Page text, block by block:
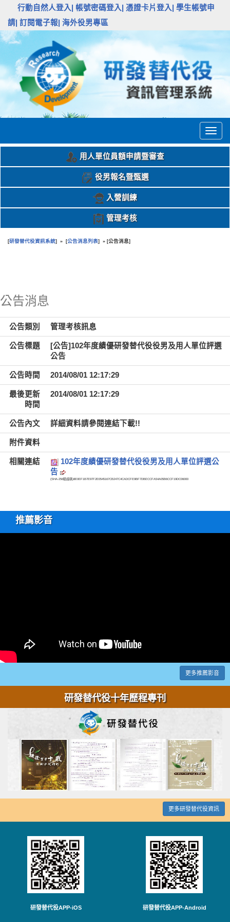
行動自然人登入| 帳號密碼登入| 憑證卡片登入|
學生帳號申
請| 訂閱電子報| 海外役男專區
用人單位員額申請暨審查
役男報名暨甄選
入營訓練
管理考核
[研發替代役資訊系統] » [公告消息列表] » [公告消息]
公告消息
公告類別 管理考核訊息
公告標題
[公告]102年度績優研發替代役役男及用人單位評選
公告
公告時間 2014/08/01 12:17:29
最後更新
時間
2014/08/01 12:17:29
公告內文 詳細資料請參閱連結下載!!
附件資料
相關連結
102年度績優研發替代役役男及用人單位評選公
告
(SHA-256驗證碼)8E0EF1B7E97F2E0545167CB247C4CADCFE9BF7DBECCFA54A05B6CCF19DC06000
推薦影音
更多推薦影音
研發替代役十年歷程專刊
更多研發替代役資訊
研發替代役APP-iOS 研發替代役APP-Android